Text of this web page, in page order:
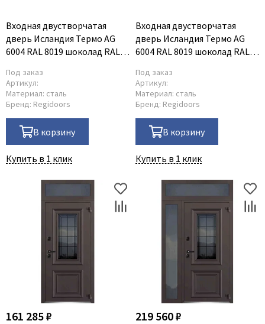
Входная двустворчатая
дверь Исландия Термо AG
6004 RAL 8019 шоколад RAL
Под заказ
Артикул:
Материал: сталь
Бренд: Regidoors
В корзину
Купить в 1 клик
Входная двустворчатая
дверь Исландия Термо AG
6004 RAL 8019 шоколад RAL
Под заказ
Артикул:
Материал: сталь
Бренд: Regidoors
В корзину
Купить в 1 клик
161 285 ₽ 219 560 ₽